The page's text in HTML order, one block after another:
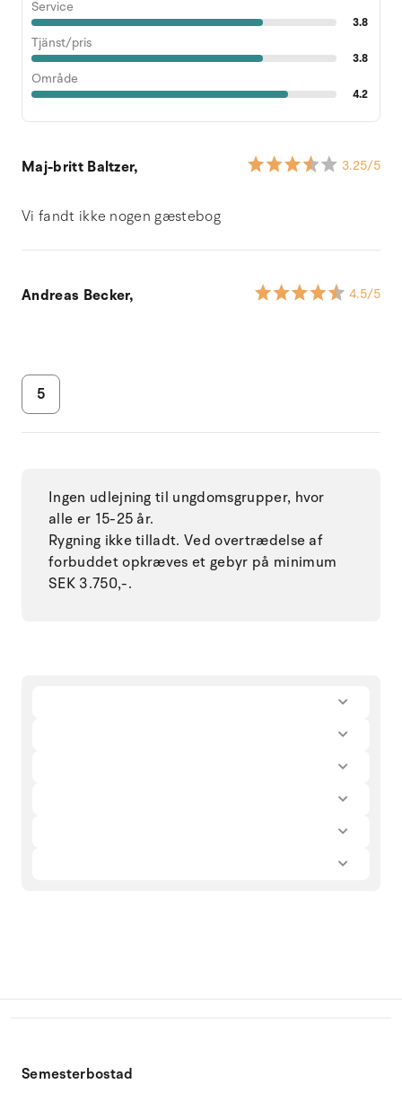
Service
3.8
Tjänst/pris
3.8
Område
4.2
Maj-britt Baltzer, 3.25/5
Vi fandt ikke nogen gæstebog
Andreas Becker, 4.5/5
5
Ingen udlejning til ungdomsgrupper, hvor
alle er 15-25 år.
Rygning ikke tilladt. Ved overtrædelse af
forbuddet opkræves et gebyr på minimum
SEK 3.750,-.
Semesterbostad